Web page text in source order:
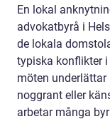
En lokal
advokatbyrå i
de lokala
typiska konflikter
möten
noggrant eller
arbetar många